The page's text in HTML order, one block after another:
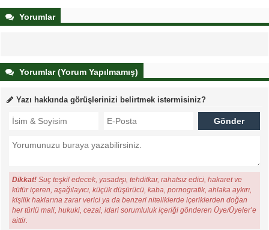
Yorumlar
Yorumlar (Yorum Yapılmamış)
Yazı hakkında görüşlerinizi belirtmek istermisiniz?
Dikkat! Suç teşkil edecek, yasadışı, tehditkar, rahatsız edici, hakaret ve
küfür içeren, aşağılayıcı, küçük düşürücü, kaba, pornografik, ahlaka aykırı,
kişilik haklarına zarar verici ya da benzeri niteliklerde içeriklerden doğan
her türlü mali, hukuki, cezai, idari sorumluluk içeriği gönderen Üye/Üyeler’e
aittir.